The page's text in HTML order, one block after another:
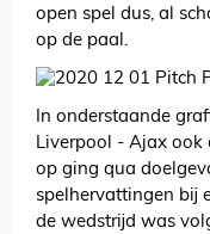
open spel dus, al
op de paal.
In onderstaande
Liverpool - Ajax ook
op ging qua
spelhervattingen bij
de wedstrijd was